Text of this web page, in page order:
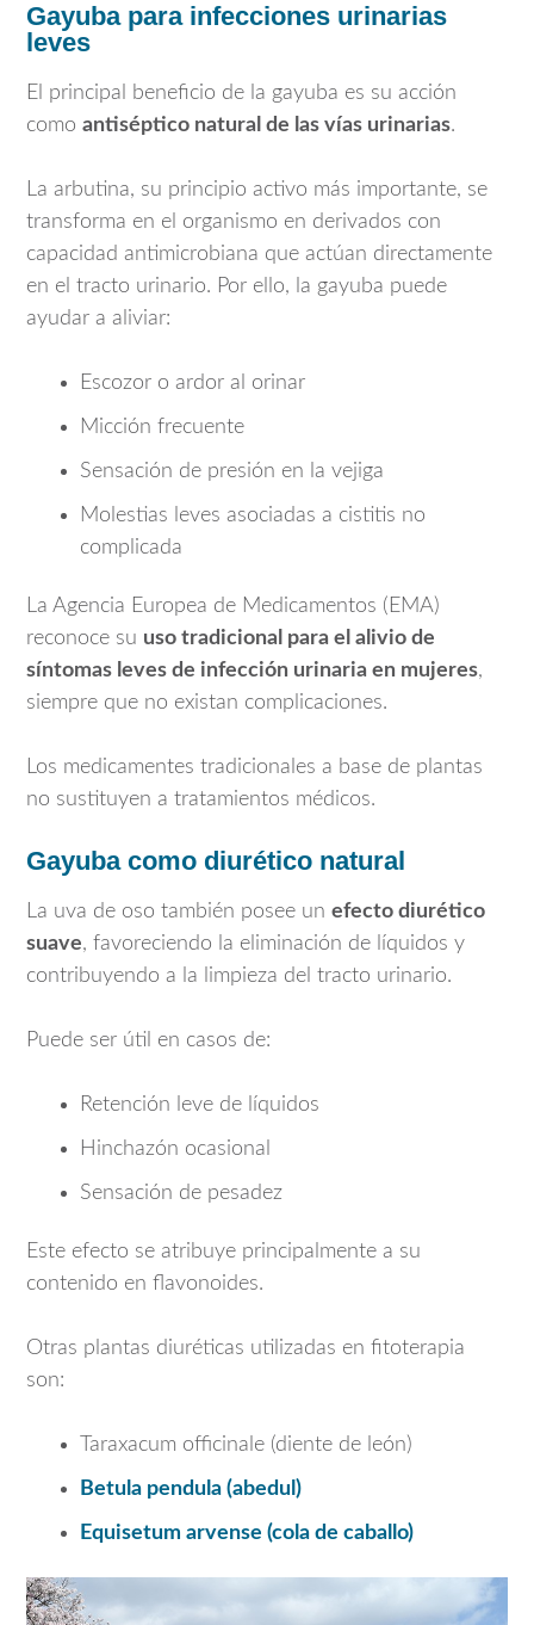
Gayuba para infecciones urinarias
leves
El principal beneficio de la gayuba es su acción
como antiséptico natural de las vías urinarias.
La arbutina, su principio activo más importante, se
transforma en el organismo en derivados con
capacidad antimicrobiana que actúan directamente
en el tracto urinario. Por ello, la gayuba puede
ayudar a aliviar:
Escozor o ardor al orinar
Micción frecuente
Sensación de presión en la vejiga
Molestias leves asociadas a cistitis no
complicada
La Agencia Europea de Medicamentos (EMA)
reconoce su uso tradicional para el alivio de
síntomas leves de infección urinaria en mujeres,
siempre que no existan complicaciones.
Los medicamentes tradicionales a base de plantas
no sustituyen a tratamientos médicos.
Gayuba como diurético natural
La uva de oso también posee un efecto diurético
suave, favoreciendo la eliminación de líquidos y
contribuyendo a la limpieza del tracto urinario.
Puede ser útil en casos de:
Retención leve de líquidos
Hinchazón ocasional
Sensación de pesadez
Este efecto se atribuye principalmente a su
contenido en flavonoides.
Otras plantas diuréticas utilizadas en fitoterapia
son:
Taraxacum officinale (diente de león)
Betula pendula (abedul)
Equisetum arvense (cola de caballo)